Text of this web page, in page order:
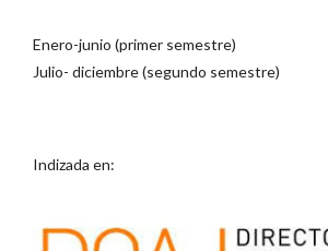
Enero-junio (primer semestre)
Julio- diciembre (segundo semestre)
Indizada en: